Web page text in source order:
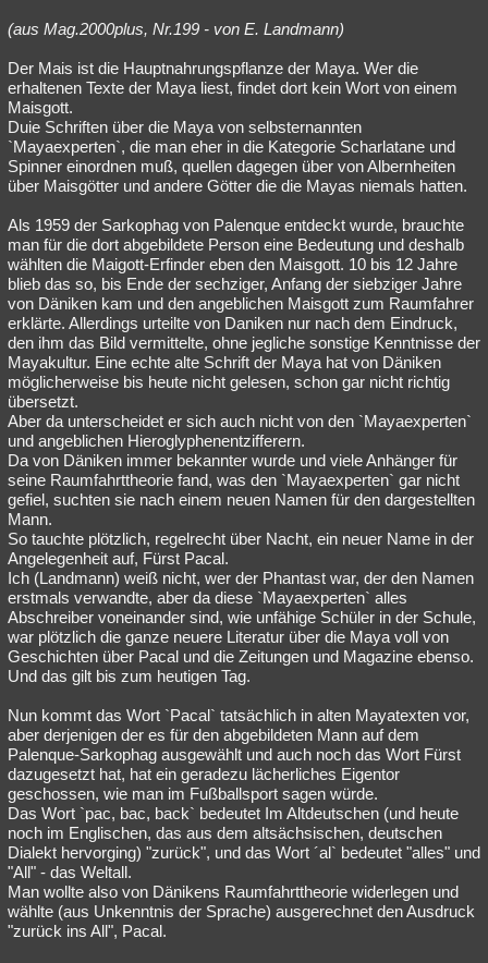
(aus Mag.2000plus, Nr.199 - von E. Landmann)
Der Mais ist die Hauptnahrungspflanze der Maya. Wer die
erhaltenen Texte der Maya liest, findet dort kein Wort von einem
Maisgott.
Duie Schriften über die Maya von selbsternannten
`Mayaexperten`, die man eher in die Kategorie Scharlatane und
Spinner einordnen muß, quellen dagegen über von Albernheiten
über Maisgötter und andere Götter die die Mayas niemals hatten.
Als 1959 der Sarkophag von Palenque entdeckt wurde, brauchte
man für die dort abgebildete Person eine Bedeutung und deshalb
wählten die Maigott-Erfinder eben den Maisgott. 10 bis 12 Jahre
blieb das so, bis Ende der sechziger, Anfang der siebziger Jahre
von Däniken kam und den angeblichen Maisgott zum Raumfahrer
erklärte. Allerdings urteilte von Daniken nur nach dem Eindruck,
den ihm das Bild vermittelte, ohne jegliche sonstige Kenntnisse der
Mayakultur. Eine echte alte Schrift der Maya hat von Däniken
möglicherweise bis heute nicht gelesen, schon gar nicht richtig
übersetzt.
Aber da unterscheidet er sich auch nicht von den `Mayaexperten`
und angeblichen Hieroglyphenentzifferern.
Da von Däniken immer bekannter wurde und viele Anhänger für
seine Raumfahrttheorie fand, was den `Mayaexperten` gar nicht
gefiel, suchten sie nach einem neuen Namen für den dargestellten
Mann.
So tauchte plötzlich, regelrecht über Nacht, ein neuer Name in der
Angelegenheit auf, Fürst Pacal.
Ich (Landmann) weiß nicht, wer der Phantast war, der den Namen
erstmals verwandte, aber da diese `Mayaexperten` alles
Abschreiber voneinander sind, wie unfähige Schüler in der Schule,
war plötzlich die ganze neuere Literatur über die Maya voll von
Geschichten über Pacal und die Zeitungen und Magazine ebenso.
Und das gilt bis zum heutigen Tag.
Nun kommt das Wort `Pacal` tatsächlich in alten Mayatexten vor,
aber derjenigen der es für den abgebildeten Mann auf dem
Palenque-Sarkophag ausgewählt und auch noch das Wort Fürst
dazugesetzt hat, hat ein geradezu lächerliches Eigentor
geschossen, wie man im Fußballsport sagen würde.
Das Wort `pac, bac, back` bedeutet Im Altdeutschen (und heute
noch im Englischen, das aus dem altsächsischen, deutschen
Dialekt hervorging) "zurück", und das Wort ´al` bedeutet "alles" und
"All" - das Weltall.
Man wollte also von Dänikens Raumfahrttheorie widerlegen und
wählte (aus Unkenntnis der Sprache) ausgerechnet den Ausdruck
"zurück ins All", Pacal.